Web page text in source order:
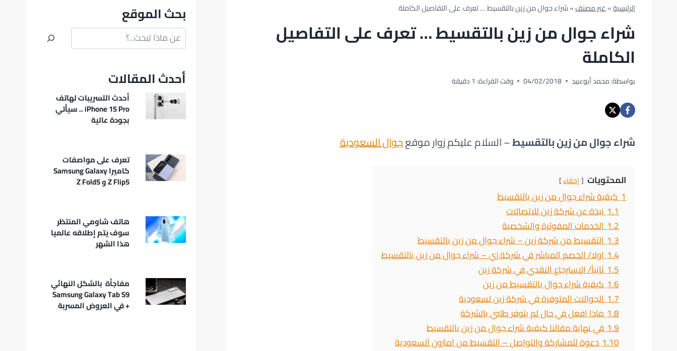
الرئيسية»غير مصنف»شراء جوال من زين بالتقسيط … تعرف على التفاصيل الكاملة
شراء جوال من زين بالتقسيط … تعرف على التفاصيل
الكاملة
بواسطة:محمد أبوعبيد 04/02/2018 وقت القراءة: 1دقيقة
شراء جوال من زين بالتقسيط– السلام عليكم زوار موقعجوال السعودية
المحتويات إخفاء
1كيفية شراء جوال من زين بالتقسيط
1.1نبذة عن شركة زين للاتصالات
1.2الخدمات المفوترة والشخصية
1.3التقسيط من شركة زين – شراء جوال من زين بالتقسيط
1.4اولا/ الخصم المباشر في شركة زي – شراء جوال من زين بالتقسيط
1.5ثانياً/ الاسترجاع النقدي في شركة زين
1.6كيفية شراء جوال بالتقسيط من زين
1.7الجوالات المتوفرة في شركة زين لسعودية
1.8ماذا افعل في حال لم يتوفر طلبي بالشركة
1.9في نهاية مقالنا كيفية شراء جوال من زين بالتقسيط
1.10دعوة للمشاركة والتواصل – التقسيط من امازون السعودية
بحث الموقع
البحث
أحدث المقالات
أحدث التسريبات لهاتف
iPhone 15 Pro .. سيأتي
بجودة عالية
تعرف على مواصفات
كاميرا Samsung Galaxy
Z Flip5 و Z Fold5
هاتف شاومي المنتظر
سوف يتم إطلاقه عالميا
هذا الشهر
مفاجأة بالشكل النهائي
Samsung Galaxy Tab S9
+ في العروض المسربة